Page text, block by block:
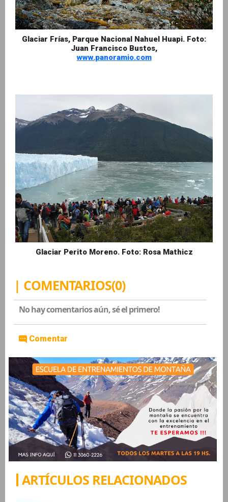
Glaciar Frías, Parque Nacional Nahuel Huapi. Foto:
Juan Francisco Bustos,
www.panoramio.com
Glaciar Perito Moreno. Foto: Rosa Mathicz
| COMENTARIOS(0)
No hay comentarios aún, sé el primero!
Comentar
ARTÍCULOS RELACIONADOS